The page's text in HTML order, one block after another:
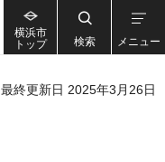
横浜市
トップ
検索 メニュー
最終更新日 2025年3月26日